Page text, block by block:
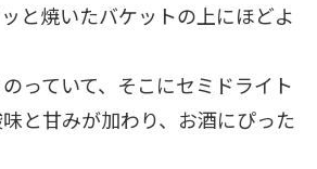
と焼いたバケットの上にほどよ
っていて、そこにセミドライト
と甘みが加わり、お酒にぴった